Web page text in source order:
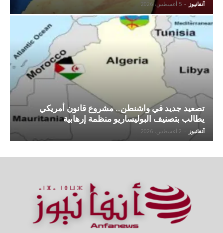
آنفانيوز - 5 أغسطس، 2026
تصعيد جديد في واشنطن.. مشروع قانون أمريكي
يطالب بتصنيف البوليساريو منظمة إرهابية
آنفانيوز - 2 أغسطس، 2026